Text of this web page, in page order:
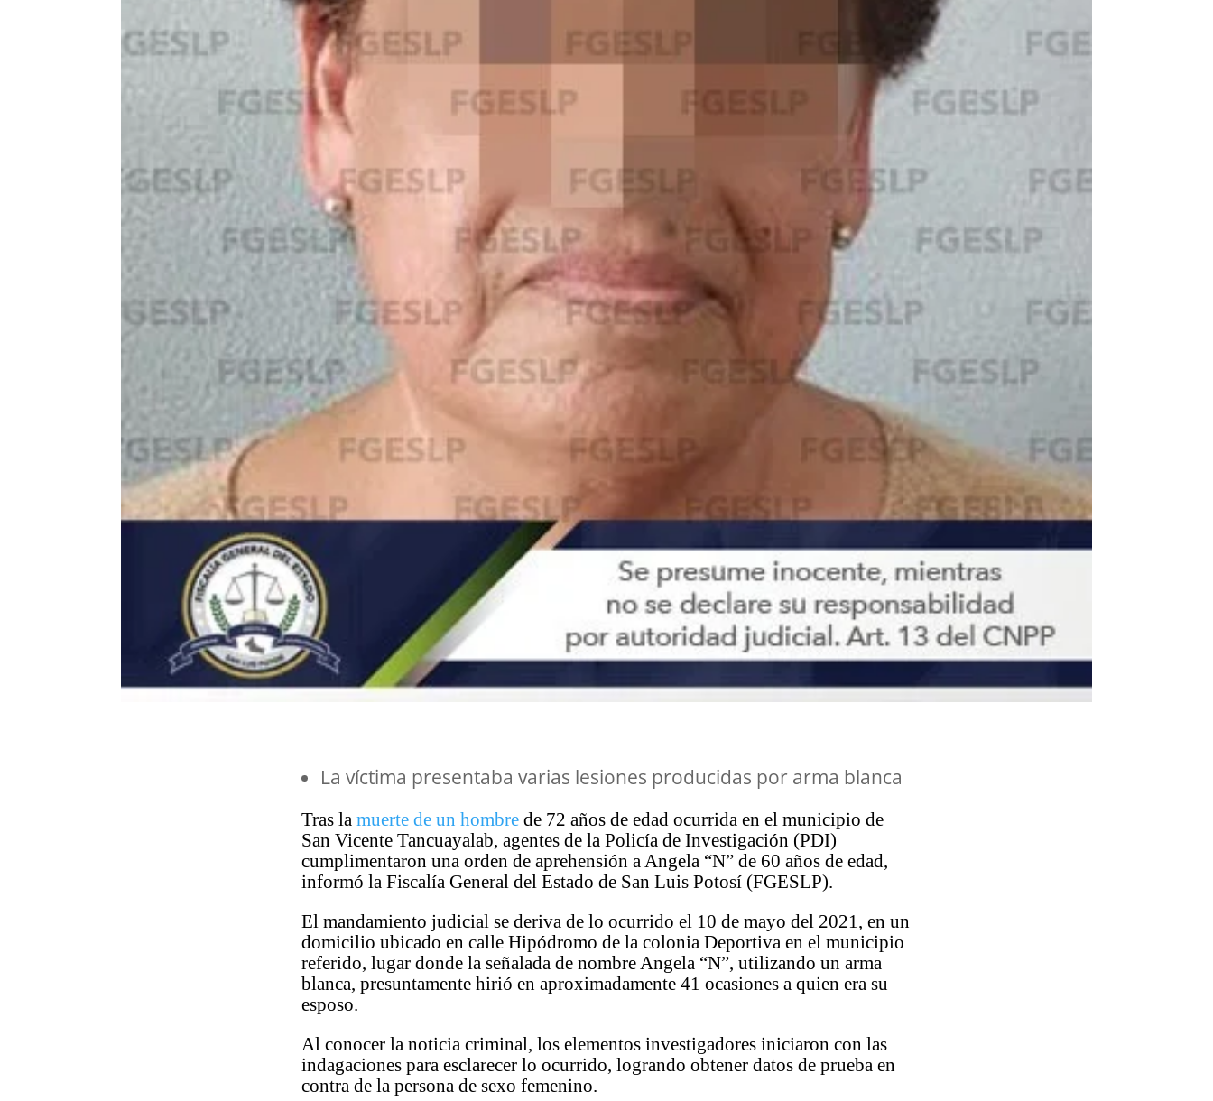
La víctima presentaba varias lesiones producidas por arma blanca
Tras lamuerte de un hombre de 72 años de edad ocurrida en el municipio de
San Vicente Tancuayalab, agentes de la Policía de Investigación (PDI)
cumplimentaron una orden de aprehensión a Angela “N” de 60 años de edad,
informó la Fiscalía General del Estado de San Luis Potosí (FGESLP).
El mandamiento judicial se deriva de lo ocurrido el 10 de mayo del 2021, en un
domicilio ubicado en calle Hipódromo de la colonia Deportiva en el municipio
referido, lugar donde la señalada de nombre Angela “N”, utilizando un arma
blanca, presuntamente hirió en aproximadamente 41 ocasiones a quien era su
esposo.
Al conocer la noticia criminal, los elementos investigadores iniciaron con las
indagaciones para esclarecer lo ocurrido, logrando obtener datos de prueba en
contra de la persona de sexo femenino.